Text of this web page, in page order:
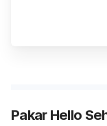
Pakar Hello